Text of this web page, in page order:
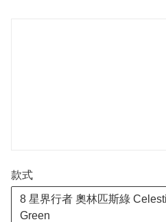
款式
8 星界行者 奧林匹斯綠
Green